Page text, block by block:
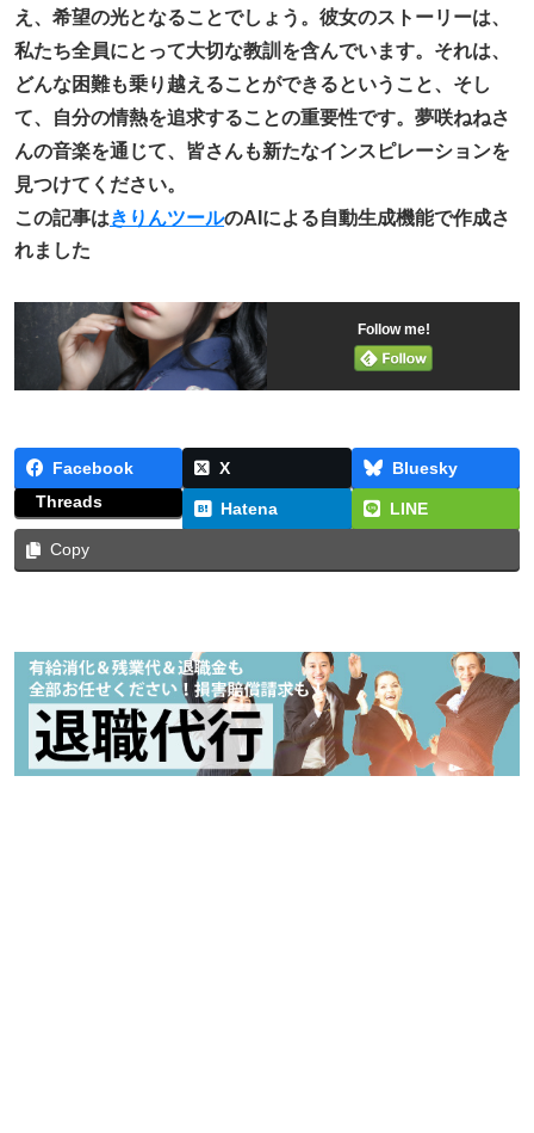
え、希望の光となることでしょう。彼女のストーリーは、
私たち全員にとって大切な教訓を含んでいます。それは、
どんな困難も乗り越えることができるということ、そし
て、自分の情熱を追求することの重要性です。夢咲ねねさ
んの音楽を通じて、皆さんも新たなインスピレーションを
見つけてください。
この記事はきりんツールのAIによる自動生成機能で作成さ
れました
Follow me!
Facebook X
Bluesky
Threads
Hatena LINE
Copy